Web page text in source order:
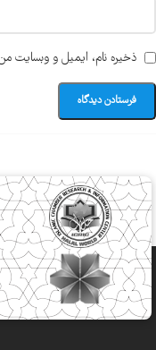
ذخیره نام، ایمیل و وبسایت